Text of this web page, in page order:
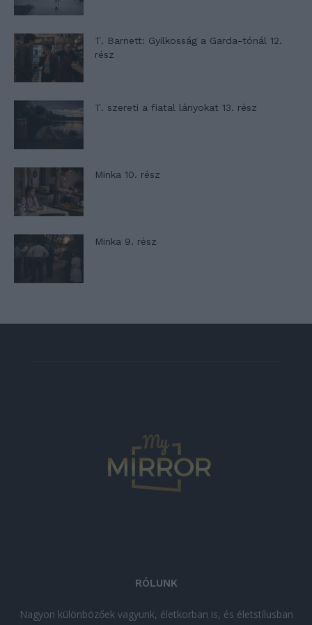
T. Barnett: Gyilkosság a Garda-tónál 12.
rész
T. szereti a fiatal lányokat 13. rész
Minka 10. rész
Minka 9. rész
RÓLUNK
Nagyon különbözőek vagyunk, életkorban is, és életstílusban